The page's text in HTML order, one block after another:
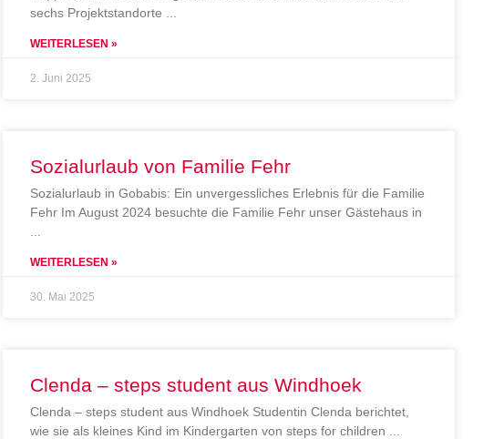
sechs Projektstandorte
WEITERLESEN »
2. Juni 2025
Sozialurlaub von Familie Fehr
Sozialurlaub in Gobabis: Ein unvergessliches Erlebnis für die Familie
Fehr Im August 2024 besuchte die Familie Fehr unser Gästehaus in
WEITERLESEN »
30. Mai 2025
Clenda – steps student aus Windhoek
Clenda – steps student aus Windhoek Studentin Clenda berichtet,
wie sie als kleines Kind im Kindergarten von steps for children